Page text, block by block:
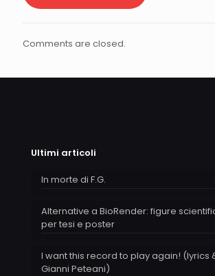
Comments are closed.
Ultimi articoli
In morte di F.G.
Alternative a BioRender: figure
per tesi e poster
I want this record to play again! (lyrics
Gianni Peteani)